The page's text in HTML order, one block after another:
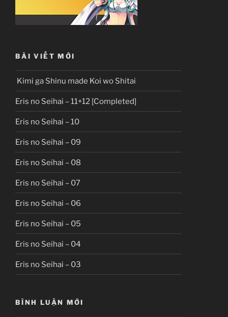
BÀI VIẾT MỚI
Kimi ga Shinu made Koi wo Shitai
Eris no Seihai – 11+12 [Completed]
Eris no Seihai – 10
Eris no Seihai – 09
Eris no Seihai – 08
Eris no Seihai – 07
Eris no Seihai – 06
Eris no Seihai – 05
Eris no Seihai – 04
Eris no Seihai – 03
BÌNH LUẬN MỚI